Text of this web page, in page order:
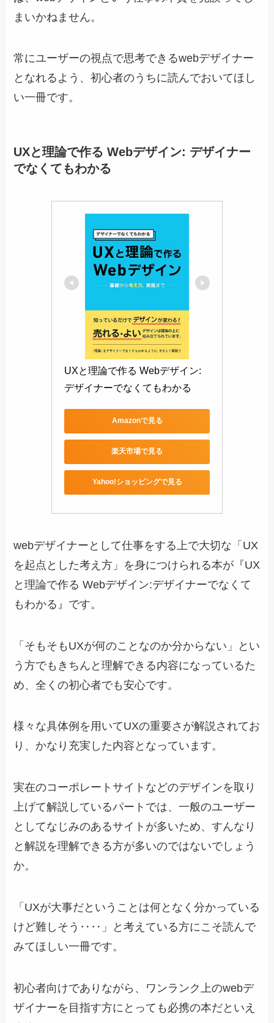
まいかねません。
常にユーザーの視点で思考できるwebデザイナー
となれるよう、初心者のうちに読んでおいてほし
い一冊です。
UXと理論で作る Webデザイン: デザイナー
でなくてもわかる
UXと理論で作る Webデザイン:
デザイナーでなくてもわかる
Amazonで見る
楽天市場で見る
Yahoo!ショッピングで見る
webデザイナーとして仕事をする上で大切な「UX
を起点とした考え方」を身につけられる本が『UX
と理論で作る Webデザイン:デザイナーでなくて
もわかる』です。
「そもそもUXが何のことなのか分からない」とい
う方でもきちんと理解できる内容になっているた
め、全くの初心者でも安心です。
様々な具体例を用いてUXの重要さが解説されてお
り、かなり充実した内容となっています。
実在のコーポレートサイトなどのデザインを取り
上げて解説しているパートでは、一般のユーザー
としてなじみのあるサイトが多いため、すんなり
と解説を理解できる方が多いのではないでしょう
か。
「UXが大事だということは何となく分かっている
けど難しそう‥‥」と考えている方にこそ読んで
みてほしい一冊です。
初心者向けでありながら、ワンランク上のwebデ
ザイナーを目指す方にとっても必携の本だといえ